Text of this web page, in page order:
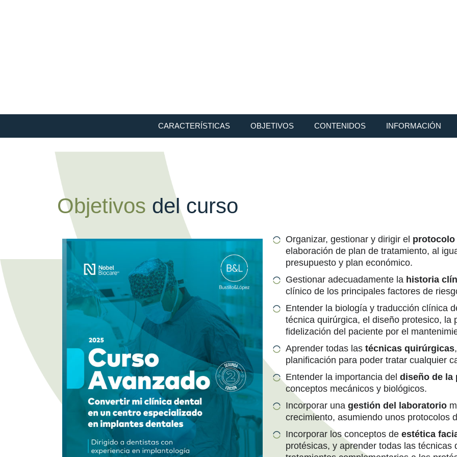
CARACTERÍSTICAS OBJETIVOS CONTENIDOS INFORMACIÓN
Objetivos del curso
Organizar, gestionar y dirigir el protocolo
elaboración de plan de tratamiento, al
presupuesto y plan económico.
Gestionar adecuadamente la historia
clínico de los principales factores de
Entender la biología y traducción clínica
técnica quirúrgica, el diseño protesico, la
fidelización del paciente por el
Aprender todas lastécnicas quirúrgicas
planificación para poder tratar cualquier
Entender la importancia deldiseño de la
conceptos mecánicos y biológicos.
Incorporar unagestión del laboratorio
crecimiento, asumiendo unos protocolos
Incorporar los conceptos deestética
protésicas, y aprender todas las